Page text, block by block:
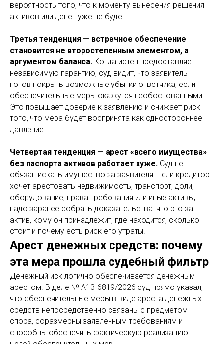
вероятность того, что к моменту вынесения решения
активов или денег уже не будет.
Третья тенденция — встречное обеспечение
становится не второстепенным элементом, а
аргументом баланса. Когда истец предоставляет
независимую гарантию, суд видит, что заявитель
готов покрыть возможные убытки ответчика, если
обеспечительные меры окажутся необоснованными.
Это повышает доверие к заявлению и снижает риск
того, что мера будет воспринята как одностороннее
давление.
Четвертая тенденция — арест «всего имущества»
без паспорта активов работает хуже. Суд не
обязан искать имущество за заявителя. Если кредитор
хочет арестовать недвижимость, транспорт, доли,
оборудование, права требования или иные активы,
надо заранее собрать доказательства: что это за
актив, кому он принадлежит, где находится, сколько
стоит и почему есть риск его утраты.
Арест денежных средств: почему
эта мера прошла судебный фильтр
Денежный иск логично обеспечивается денежным
арестом. В деле № А13-6819/2026 суд прямо указал,
что обеспечительные меры в виде ареста денежных
средств непосредственно связаны с предметом
спора, соразмерны заявленным требованиям и
способны обеспечить фактическую реализацию